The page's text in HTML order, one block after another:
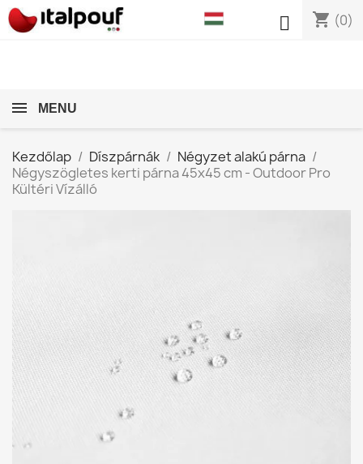
shopping_cart (0)

MENU
Kezdőlap Díszpárnák
Négyzet alakú párna
Négyszögletes kerti párna 45x45 cm - Outdoor Pro
Kültéri Vízálló